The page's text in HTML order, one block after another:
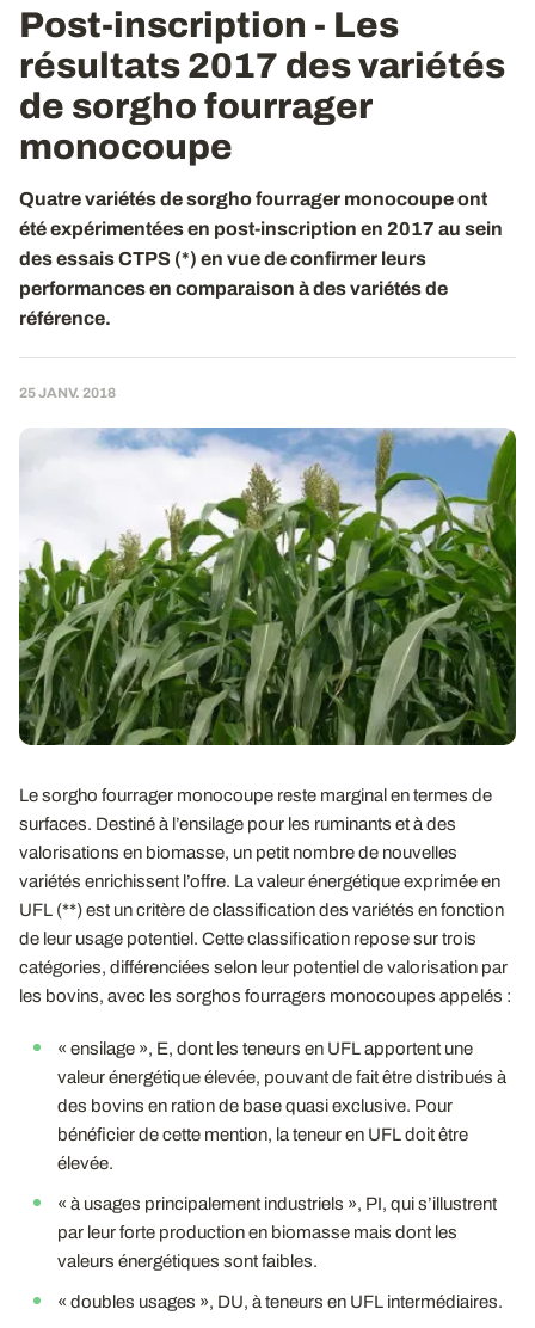
Post-inscription - Les
résultats 2017 des variétés
de sorgho fourrager
monocoupe
Quatre variétés de sorgho fourrager monocoupe ont
été expérimentées en post-inscription en 2017 au sein
des essais CTPS (*) en vue de confirmer leurs
performances en comparaison à des variétés de
référence.
25 JANV. 2018
Le sorgho fourrager monocoupe reste marginal en termes de
surfaces. Destiné à l’ensilage pour les ruminants et à des
valorisations en biomasse, un petit nombre de nouvelles
variétés enrichissent l’offre. La valeur énergétique exprimée en
UFL (**) est un critère de classification des variétés en fonction
de leur usage potentiel. Cette classification repose sur trois
catégories, différenciées selon leur potentiel de valorisation par
les bovins, avec les sorghos fourragers monocoupes appelés :
« ensilage », E, dont les teneurs en UFL apportent une
valeur énergétique élevée, pouvant de fait être distribués à
des bovins en ration de base quasi exclusive. Pour
bénéficier de cette mention, la teneur en UFL doit être
élevée.
« à usages principalement industriels », PI, qui s’illustrent
par leur forte production en biomasse mais dont les
valeurs énergétiques sont faibles.
« doubles usages », DU, à teneurs en UFL intermédiaires.